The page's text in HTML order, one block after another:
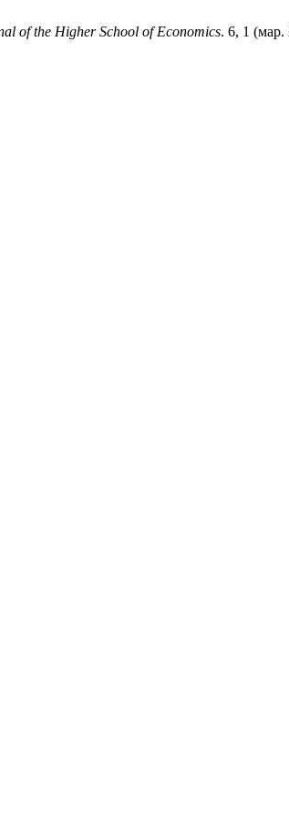
of the Higher School of Economics. 6, 1 (мар.